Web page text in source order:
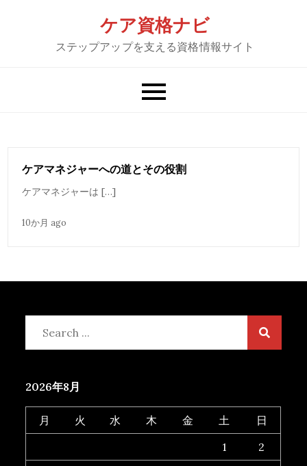
ケア資格ナビ
ステップアップを支える資格情報サイト
ケアマネジャーへの道とその役割
ケアマネジャーは […]
10か月 ago
2026年8月
月 火 水 木 金 土
日
1
2